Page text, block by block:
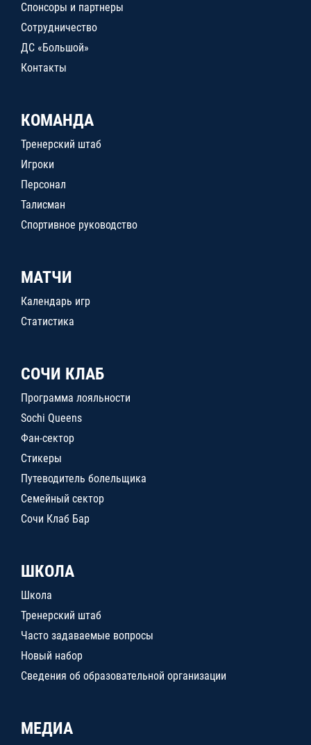
Спонсоры и партнеры
Сотрудничество
ДС «Большой»
Контакты
КОМАНДА
Тренерский штаб
Игроки
Персонал
Талисман
Спортивное руководство
МАТЧИ
Календарь игр
Статистика
СОЧИ КЛАБ
Программа лояльности
Sochi Queens
Фан-сектор
Стикеры
Путеводитель болельщика
Семейный сектор
Сочи Клаб Бар
ШКОЛА
Школа
Тренерский штаб
Часто задаваемые вопросы
Новый набор
Сведения об образовательной организации
МЕДИА